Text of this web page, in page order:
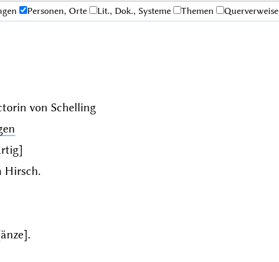
Personen, Orte Lit., Dok., Systeme Themen Querverweise
von Schelling
Hirsch.